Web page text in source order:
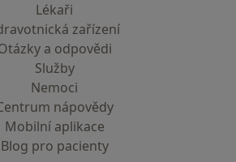
Lékaři
zařízení
a odpovědi
Služby
Nemoci
nápovědy
Mobilní aplikace
Blog pro pacienty